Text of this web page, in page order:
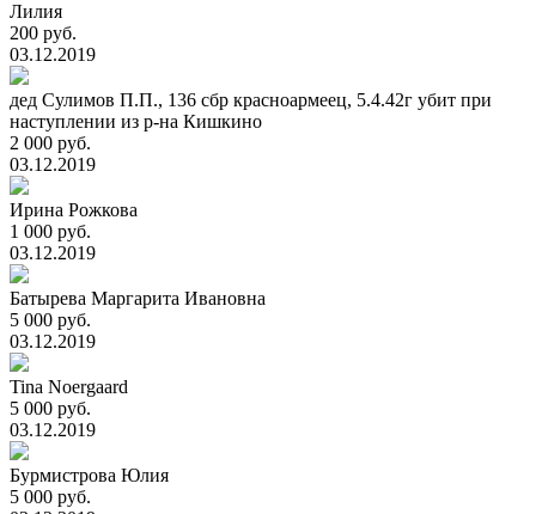
Лилия
200 руб.
03.12.2019
дед Сулимов П.П., 136 сбр красноармеец, 5.4.42г убит при
наступлении из р-на Кишкино
2 000 руб.
03.12.2019
Ирина Рожкова
1 000 руб.
03.12.2019
Батырева Маргарита Ивановна
5 000 руб.
03.12.2019
Tina Noergaard
5 000 руб.
03.12.2019
Бурмистрова Юлия
5 000 руб.